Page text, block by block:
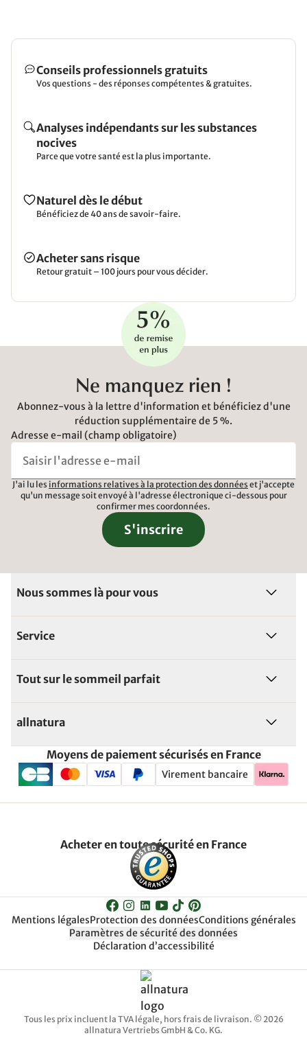
Conseils professionnels gratuits
Vos questions - des réponses compétentes & gratuites.
Analyses indépendants sur les substances
nocives
Parce que votre santé est la plus importante.
Naturel dès le début
Bénéficiez de 40 ans de savoir-faire.
Acheter sans risque
Retour gratuit – 100 jours pour vous décider.
Ne manquez rien !
Abonnez-vous à la lettre d'information et bénéficiez d'une
réduction supplémentaire de 5 %.
Adresse e-mail (champ obligatoire)
J'ai lu les informations relatives à la protection des données et j'accepte
qu'un message soit envoyé à l'adresse électronique ci-dessous pour
confirmer mes coordonnées.
S'inscrire
Nous sommes là pour vous
Service
Tout sur le sommeil parfait
allnatura
Moyens de paiement sécurisés en France
Virement bancaire
Acheter en toute sécurité en France
Mentions légalesProtection des donnéesConditions générales
Paramètres de sécurité des données
Déclaration d’accessibilité
Tous les prix incluent la TVA légale, hors frais de livraison. © 2026
allnatura Vertriebs GmbH & Co. KG.